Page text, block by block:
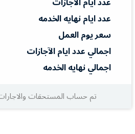
عدد ايام نهايه الخدمه
سعر يوم العمل
اجمالي عدد ايام الآجازات
اجمالي نهايه الخدمه
تم حساب المستحقات